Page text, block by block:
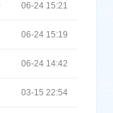
06-24 15:21
06-24 15:19
06-24 14:42
03-15 22:54